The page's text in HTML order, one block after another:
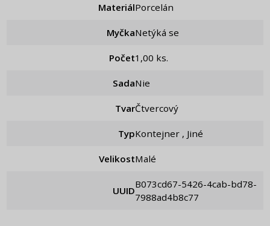
Materiál Porcelán
Myčka Netýká se
Počet 1,00 ks.
Sada nie
Tvar Čtvercový
Typ Kontejner , Jiné
Velikost Malé
UUID
b073cd67-5426-4cab-bd78-
7988ad4b8c77